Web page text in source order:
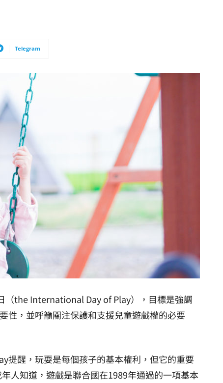
Telegram
（the International Day of Play），目標是強調
性，並呼籲關注保護和支援兒童遊戲權的必要
提醒，玩耍是每個孩子的基本權利，但它的重要
人知道，遊戲是聯合國在1989年通過的一項基本